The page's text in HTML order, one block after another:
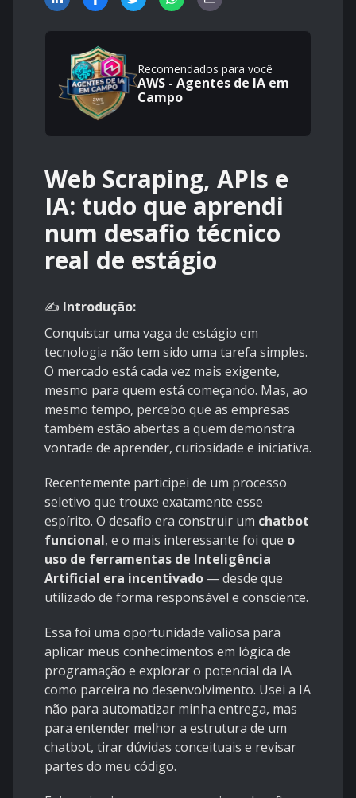
Recomendados para você
AWS - Agentes de IA em
Campo
Web Scraping, APIs e
IA: tudo que aprendi
num desafio técnico
real de estágio
✍️ Introdução:
Conquistar uma vaga de estágio em
tecnologia não tem sido uma tarefa simples.
O mercado está cada vez mais exigente,
mesmo para quem está começando. Mas, ao
mesmo tempo, percebo que as empresas
também estão abertas a quem demonstra
vontade de aprender, curiosidade e iniciativa.
Recentemente participei de um processo
seletivo que trouxe exatamente esse
espírito. O desafio era construir um chatbot
funcional, e o mais interessante foi que o
uso de ferramentas de Inteligência
Artificial era incentivado — desde que
utilizado de forma responsável e consciente.
Essa foi uma oportunidade valiosa para
aplicar meus conhecimentos em lógica de
programação e explorar o potencial da IA
como parceira no desenvolvimento. Usei a IA
não para automatizar minha entrega, mas
para entender melhor a estrutura de um
chatbot, tirar dúvidas conceituais e revisar
partes do meu código.